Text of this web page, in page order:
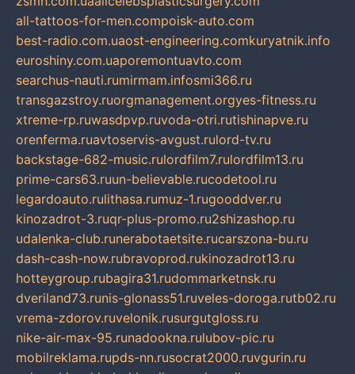
all-tattoos-for-men.compoisk-auto.com
best-radio.com.uaost-engineering.comkuryatnik.info
euroshiny.com.uaporemontuavto.com
searchus-nauti.rumirmam.infosmi366.ru
transgazstroy.ruorgmanagement.orgyes-fitness.ru
xtreme-rp.ruwasdpvp.ruvoda-otri.rutishinapve.ru
orenferma.ruavtoservis-avgust.rulord-tv.ru
backstage-682-music.rulordfilm7.rulordfilm13.ru
prime-cars63.ruun-believable.rucodetool.ru
legardoauto.rulithasa.rumuz-1.rugooddver.ru
kinozadrot-3.ruqr-plus-promo.ru2shizashop.ru
udalenka-club.runerabotaetsite.rucarszona-bu.ru
dash-cash-now.rubravoprod.rukinozadrot13.ru
hotteygroup.rubagira31.rudommarketnsk.ru
dveriland73.runis-glonass51.ruveles-doroga.rutb02.ru
vrema-zdorov.ruvelonik.rusurgutgloss.ru
nike-air-max-95.runadookna.rulubov-pic.ru
mobilreklama.rupds-nn.rusocrat2000.ruvgurin.ru